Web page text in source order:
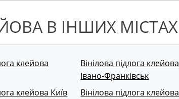
В ІНШИХ МІСТАХ
клейова
Вінілова підлога клейова
Івано-Франківськ
клейова Київ
Вінілова підлога клейова